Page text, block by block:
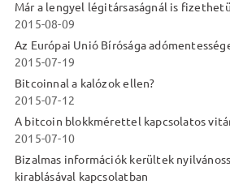
Már a lengyel légitársaságnál is
2015-08-09
Az Európai Unió Bírósága
2015-07-19
Bitcoinnal a kalózok ellen?
2015-07-12
A bitcoin blokkmérettel kapcsolatos
2015-07-10
Bizalmas információk kerültek
kirablásával kapcsolatban